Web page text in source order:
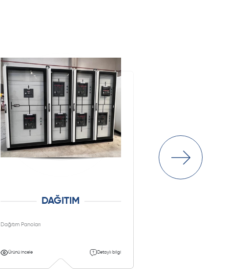
DAĞITIM
Dağıtım Panoları
Ürünü incele Detaylı bilgi